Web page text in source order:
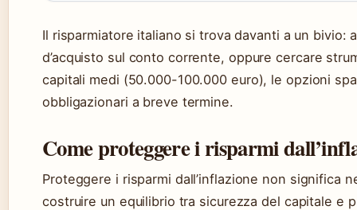
Il risparmiatore italiano si trova davanti a un
d’acquisto sul conto corrente, oppure cercare
capitali medi (50.000-100.000 euro), le opzioni
obbligazionari a breve termine.
Come proteggere i risparmi
Proteggere i risparmi dall’inflazione non significa
costruire un equilibrio tra sicurezza del capitale e